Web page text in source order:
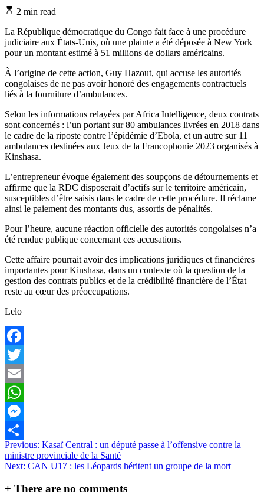
Estimated
time
2 min read
La République démocratique du Congo fait face à une procédure
judiciaire aux États-Unis, où une plainte a été déposée à New York
pour un montant estimé à 51 millions de dollars américains.
À l’origine de cette action, Guy Hazout, qui accuse les autorités
congolaises de ne pas avoir honoré des engagements contractuels
liés à la fourniture d’ambulances.
Selon les informations relayées par Africa Intelligence, deux contrats
sont concernés : l’un portant sur 80 ambulances livrées en 2018 dans
le cadre de la riposte contre l’épidémie d’Ebola, et un autre sur 11
ambulances destinées aux Jeux de la Francophonie 2023 organisés à
Kinshasa.
L’entrepreneur évoque également des soupçons de détournements et
affirme que la RDC disposerait d’actifs sur le territoire américain,
susceptibles d’être saisis dans le cadre de cette procédure. Il réclame
ainsi le paiement des montants dus, assortis de pénalités.
Pour l’heure, aucune réaction officielle des autorités congolaises n’a
été rendue publique concernant ces accusations.
Cette affaire pourrait avoir des implications juridiques et financières
importantes pour Kinshasa, dans un contexte où la question de la
gestion des contrats publics et de la crédibilité financière de l’État
reste au cœur des préoccupations.
Lelo
Facebook
Twitter
Email
WhatsApp
Messenger
Partager
Navigation
de
Previous: Kasaï Central : un député passe à l’offensive contre la
ministre provinciale de la Santé
Next: CAN U17 : les Léopards héritent un groupe de la mort
+ There are no comments